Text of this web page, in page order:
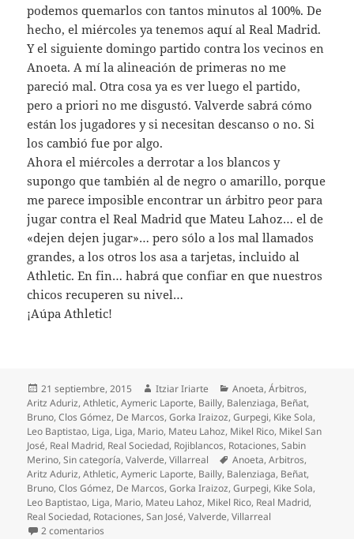
podemos quemarlos con tantos minutos al 100%. De
hecho, el miércoles ya tenemos aquí al Real Madrid.
Y el siguiente domingo partido contra los vecinos en
Anoeta. A mí la alineación de primeras no me
pareció mal. Otra cosa ya es ver luego el partido,
pero a priori no me disgustó. Valverde sabrá cómo
están los jugadores y si necesitan descanso o no. Si
los cambió fue por algo.
Ahora el miércoles a derrotar a los blancos y
supongo que también al de negro o amarillo, porque
me parece imposible encontrar un árbitro peor para
jugar contra el Real Madrid que Mateu Lahoz… el de
«dejen dejen jugar»… pero sólo a los mal llamados
grandes, a los otros los asa a tarjetas, incluido al
Athletic. En fin… habrá que confiar en que nuestros
chicos recuperen su nivel…
¡Aúpa Athletic!
Publicado
el
21 septiembre, 2015 Autor
Itziar Iriarte Categorías
Anoeta,Árbitros,
Aritz Aduriz,Athletic,Aymeric Laporte, Bailly, Balenziaga, Beñat,
Bruno,Clos Gómez, De Marcos,Gorka Iraizoz,Gurpegi, Kike Sola,
Leo Baptistao, Liga, Liga, Mario, Mateu Lahoz, Mikel Rico, Mikel San
José, Real Madrid, Real Sociedad, Rojiblancos, Rotaciones,Sabin
Merino,Sin categoría,Valverde,Villarreal Etiquetas
Anoeta,Arbitros,
Aritz Aduriz,Athletic,Aymeric Laporte, Bailly, Balenziaga, Beñat,
Bruno,Clos Gómez, De Marcos,Gorka Iraizoz,Gurpegi, Kike Sola,
Leo Baptistao, Liga, Mario, Mateu Lahoz, Mikel Rico, Real Madrid,
Real Sociedad, Rotaciones,San José,Valverde,Villarreal
2 comentarios